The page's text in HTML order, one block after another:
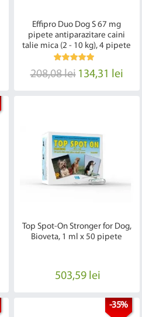
Effipro Duo Dog S 67 mg
pipete antiparazitare caini
talie mica (2 - 10 kg), 4 pipete
208,08 lei 134,31 lei
Top Spot-On Stronger for Dog,
Bioveta, 1 ml x 50 pipete
503,59 lei
-35%